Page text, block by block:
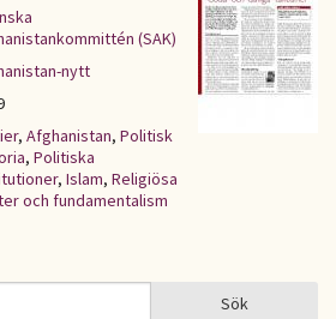
(SAK)
nytt
, Afghanistan, Politisk
, Politiska
, Islam, Religiösa
och fundamentalism
Sök